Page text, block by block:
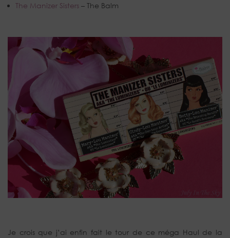
The Manizer Sisters – The Balm
Je crois que j’ai enfin fait le tour de ce méga Haul de la